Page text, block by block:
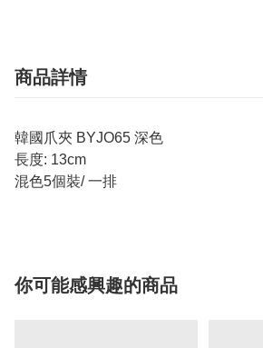
商品詳情
韓國爪夾 BYJO65 深色
長度: 13cm
混色5個裝/ 一排
你可能感興趣的商品